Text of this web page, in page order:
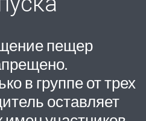
пещер
в группе от трех
оставляет